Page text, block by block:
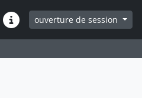
Liens rapidesouverture de session